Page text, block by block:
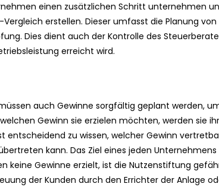
einen zusätzlichen Schritt unternehmen
erstellen. Dieser umfasst die Planung von
Dies dient auch der Kontrolle des
erreicht wird.
auch Gewinne sorgfältig geplant werden,
Gewinn sie erzielen möchten, werden sie
entscheidend zu wissen, welcher Gewinn
kann. Das Ziel eines jeden
keine Gewinne erzielt, ist die Nutzenstiftung
der Kunden durch den Errichter der Anlage